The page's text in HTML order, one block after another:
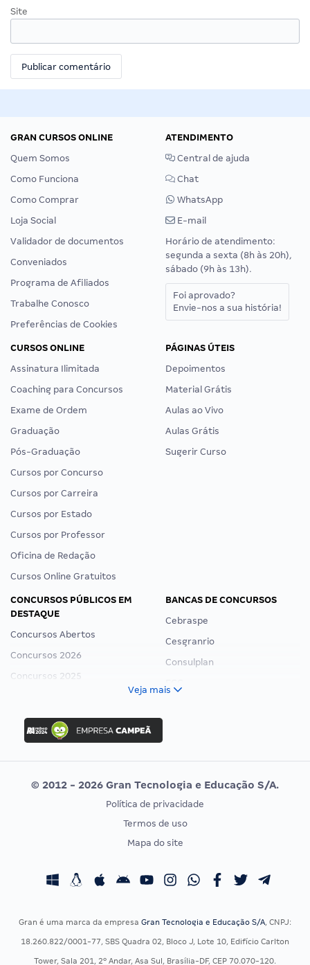
Site
GRAN CURSOS ONLINE
Quem Somos
Como Funciona
Como Comprar
Loja Social
Validador de documentos
Conveniados
Programa de Afiliados
Trabalhe Conosco
Preferências de Cookies
ATENDIMENTO
Central de ajuda
Chat
WhatsApp
E-mail
Horário de atendimento:
segunda a sexta (8h às 20h),
sábado (9h às 13h).
Foi aprovado?
Envie-nos a sua história!
CURSOS ONLINE
Assinatura Ilimitada
Coaching para Concursos
Exame de Ordem
Graduação
Pós-Graduação
Cursos por Concurso
Cursos por Carreira
Cursos por Estado
Cursos por Professor
Oficina de Redação
Cursos Online Gratuitos
PÁGINAS ÚTEIS
Depoimentos
Material Grátis
Aulas ao Vivo
Aulas Grátis
Sugerir Curso
CONCURSOS PÚBLICOS EM
DESTAQUE
Concursos Abertos
Concursos 2026
Concursos 2025
Concurso Ibama
Concurso MPU
Editais publicados
BANCAS DE CONCURSOS
Cebraspe
Cesgranrio
Consulplan
Vunesp
CONCURSOS POR PROFISSÃO
Concursos Fiscais
EXAME DE ORDEM
Calendário OAB
Veja mais
© 2012 - 2026 Gran Tecnologia e Educação S/A.
Política de privacidade
Termos de uso
Mapa do site
Gran é uma marca da empresa Gran Tecnologia e Educação S/A, CNPJ:
18.260.822/0001-77, SBS Quadra 02, Bloco J, Lote 10, Edifício Carlton
Tower, Sala 201, 2º Andar, Asa Sul, Brasília-DF, CEP 70.070-120.